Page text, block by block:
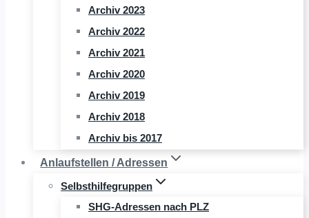
Archiv 2023
Archiv 2022
Archiv 2021
Archiv 2020
Archiv 2019
Archiv 2018
Archiv bis 2017
Anlaufstellen / Adressen
Selbsthilfegruppen
SHG-Adressen nach PLZ